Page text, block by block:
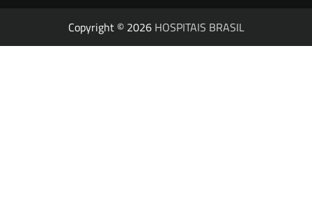
Copyright © 2026 HOSPITAIS BRASIL